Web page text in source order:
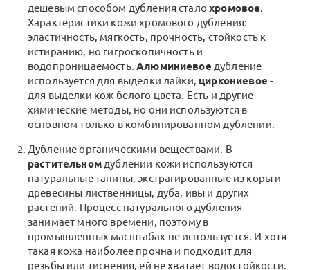
дешевым способом дубления сталохромовое.
Характеристики кожи хромового дубления:
эластичность, мягкость, прочность, стойкость к
истиранию, но гигроскопичность и
водопроницаемость.Алюминиевое дубление
используется для выделки лайки, циркониевое -
для выделки кож белого цвета. Есть и другие
химические методы, но они используются в
основном только в комбинированном дублении.
Дубление органическими веществами. В
растительномдублении кожи используются
натуральные танины, экстрагированные из коры и
древесины лиственницы, дуба, ивы и других
растений. Процесс натурального дубления
занимает много времени, поэтому в
промышленных масштабах не используется. И хотя
такая кожа наиболее прочна и подходит для
резьбы или тиснения, ей не хватает водостойкости.